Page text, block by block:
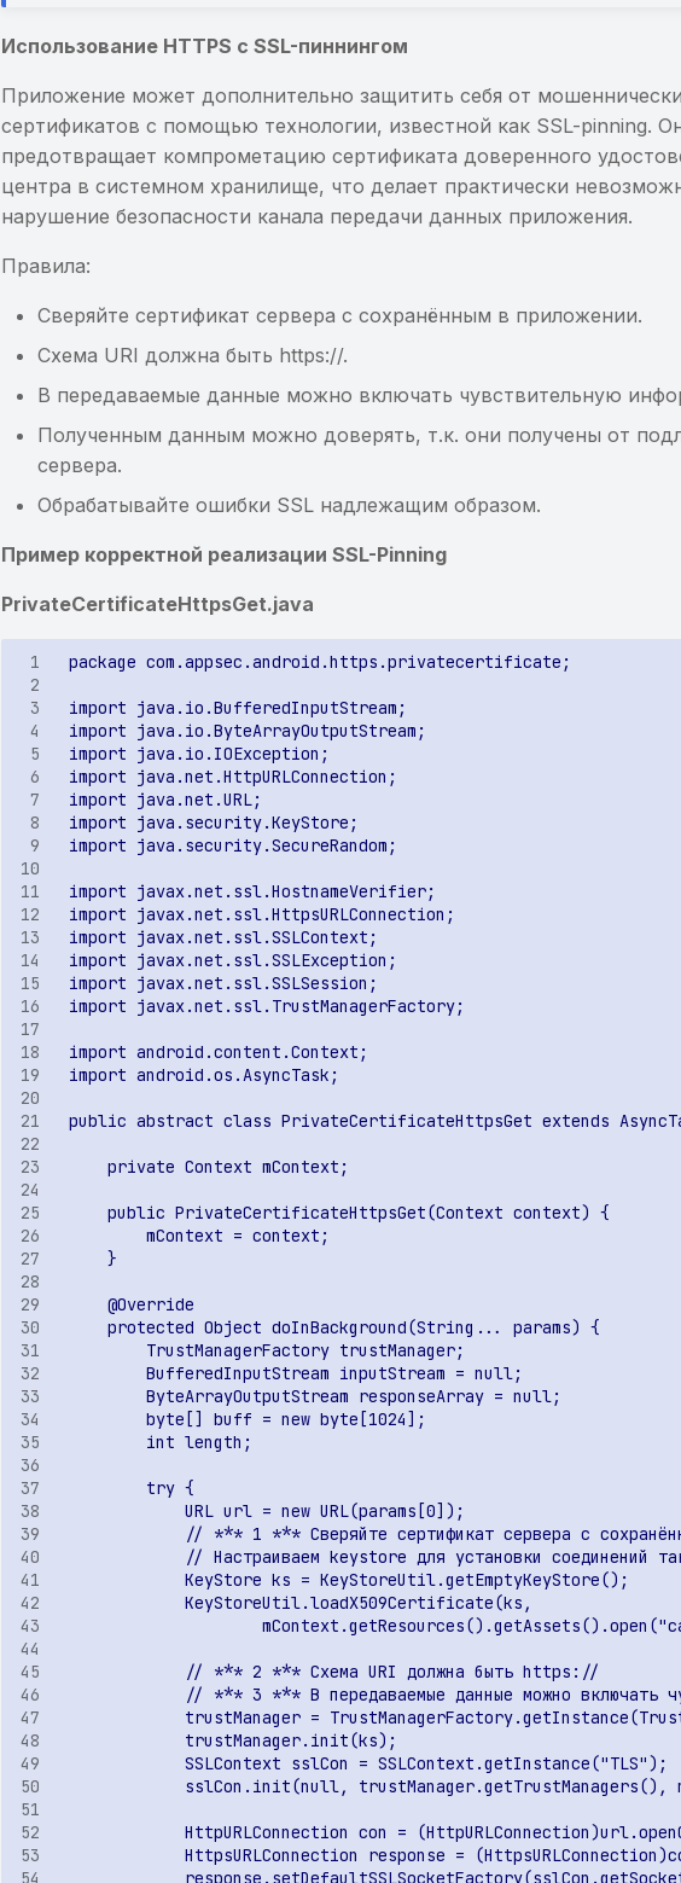
Использование HTTPS с SSL-пиннингом
Приложение может дополнительно защитить себя от
сертификатов с помощью технологии, известной как SSL-pinning.
предотвращает компрометацию сертификата доверенного
центра в системном хранилище, что делает практически
нарушение безопасности канала передачи данных приложения.
Правила:
Сверяйте сертификат сервера с сохранённым в приложении.
Схема URI должна быть https://.
В передаваемые данные можно включать чувствительную
Полученным данным можно доверять, т.к. они получены от
сервера.
Обрабатывайте ошибки SSL надлежащим образом.
Пример корректной реализации SSL-Pinning
PrivateCertificateHttpsGet.java